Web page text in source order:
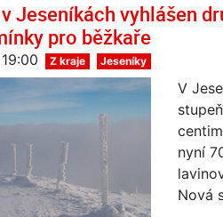
Jeseníkách vyhlášen
pro běžkaře
Z kraje Jeseníky
V
nyní
Nová